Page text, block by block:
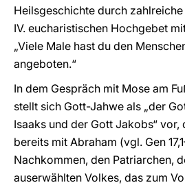
Heilsgeschichte durch
IV. eucharistischen Hochgebet
„Viele Male hast du den
angeboten.“
In dem Gespräch mit Mose am
stellt sich Gott-Jahwe als „der
Isaaks und der Gott Jakobs“ vor,
bereits mit Abraham (vgl. Gen
Nachkommen, den Patriarchen,
auserwählten Volkes, das zum